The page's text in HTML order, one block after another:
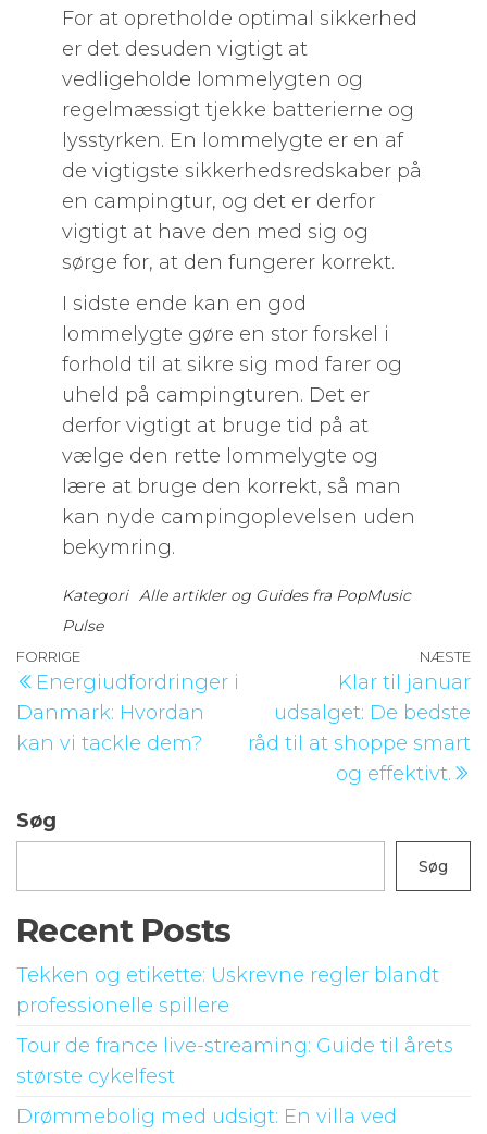
For at opretholde optimal sikkerhed
er det desuden vigtigt at
vedligeholde lommelygten og
regelmæssigt tjekke batterierne og
lysstyrken. En lommelygte er en af
de vigtigste sikkerhedsredskaber på
en campingtur, og det er derfor
vigtigt at have den med sig og
sørge for, at den fungerer korrekt.
I sidste ende kan en god
lommelygte gøre en stor forskel i
forhold til at sikre sig mod farer og
uheld på campingturen. Det er
derfor vigtigt at bruge tid på at
vælge den rette lommelygte og
lære at bruge den korrekt, så man
kan nyde campingoplevelsen uden
bekymring.
Kategori Alle artikler og Guides fra PopMusic
Pulse
Indlægsnavigation
Forrige
indlæg
FORRIGE
Energiudfordringer i
Danmark: Hvordan
kan vi tackle dem?
NÆSTE
Klar til januar
udsalget: De bedste
råd til at shoppe smart
og effektivt.
Søg
Søg
Recent Posts
Tekken og etikette: Uskrevne regler blandt
professionelle spillere
Tour de france live-streaming: Guide til årets
største cykelfest
Drømmebolig med udsigt: En villa ved